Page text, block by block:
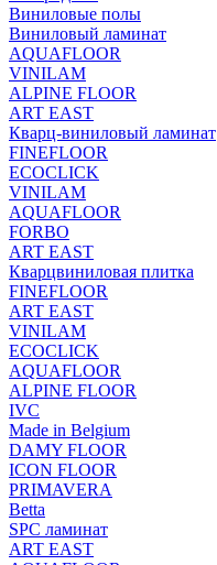
Виниловые полы
Виниловый ламинат
AQUAFLOOR
VINILAM
ALPINE FLOOR
ART EAST
Кварц-виниловый ламинат
FINEFLOOR
ECOCLICK
VINILAM
AQUAFLOOR
FORBO
ART EAST
Кварцвиниловая плитка
FINEFLOOR
ART EAST
VINILAM
ECOCLICK
AQUAFLOOR
ALPINE FLOOR
IVC
Made in Belgium
DAMY FLOOR
ICON FLOOR
PRIMAVERA
Betta
SPC ламинат
ART EAST